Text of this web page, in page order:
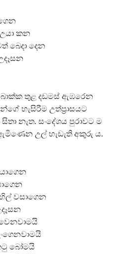
කන
බෙදා දෙන
තුළ දඩමස් ඇඹරෙන
හැසිරීම උත්ප්‍රාසයට
නැත. සංදේශය පුරාවට ම
උල් හැඩැති අකුරු ය.
වසාගෙන
බෝමයි